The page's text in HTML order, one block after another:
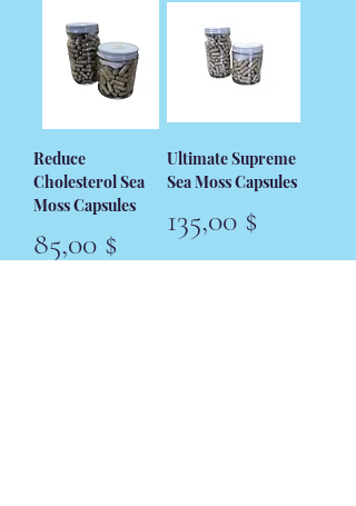
Reduce
Cholesterol Sea
Moss Capsules
Preis
85,00 $
Ultimate Supreme
Sea Moss Capsules
Preis
135,00 $